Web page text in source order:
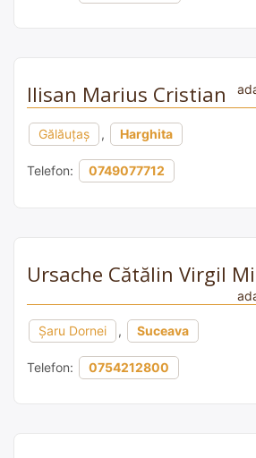
Ilisan Marius Cristian
Gălăuţaş , Harghita
Telefon: 0749077712
Ursache Cătălin Virgil
Şaru Dornei , Suceava
Telefon: 0754212800